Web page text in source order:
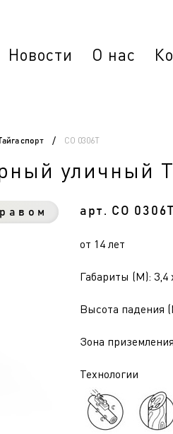
Новости О нас
спорт / СО 0306Т
уличный
арт. СО 0306Т
от 14 лет
Габариты (М): 3,4
Высота падения
Зона
Технологии